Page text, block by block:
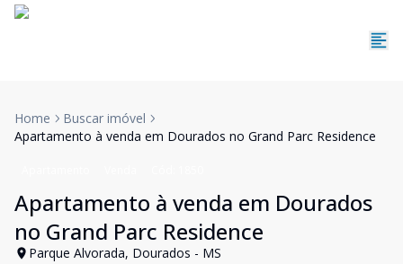
Home
Buscar imóvel
Apartamento à venda em Dourados no Grand Parc Residence
Apartamento à venda em Dourados
no Grand Parc Residence
Parque Alvorada, Dourados - MS